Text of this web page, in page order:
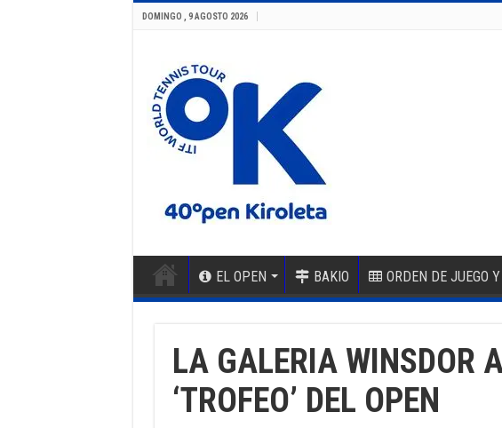
DOMINGO , 9 AGOSTO 2026
EL OPEN BAKIO ORDEN DE JUEGO
LA GALERIA WINSDOR
‘TROFEO’ DEL OPEN